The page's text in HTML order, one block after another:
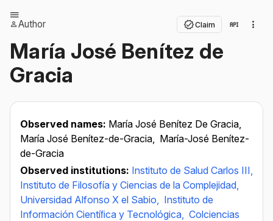
Author Claim
María José Benítez de
Gracia
Observed names: María José Benítez De Gracia,
María José Benítez-de-Gracia, María-José Benítez-
de-Gracia
Observed institutions: Instituto de Salud Carlos III,
Instituto de Filosofía y Ciencias de la Complejidad,
Universidad Alfonso X el Sabio, Instituto de
Información Cientíﬁca y Tecnológica, Colciencias